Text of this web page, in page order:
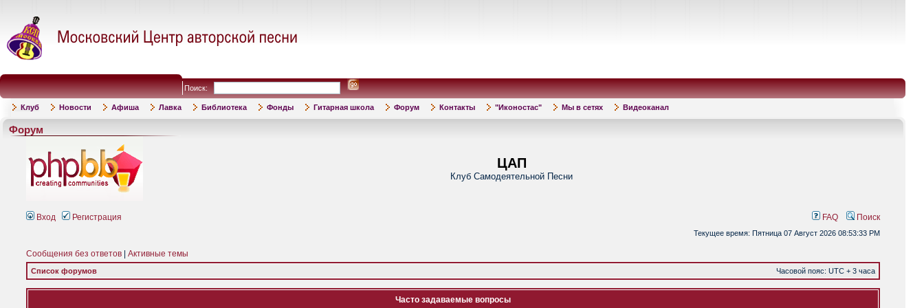
Поиск:
Клуб Новости Афиша Лавка Библиотека Фонды Гитарная школа Форум Контакты "Иконостас" Мы в сетях Видеоканал
Форум
ЦАП
Клуб Самодеятельной Песни
Вход Регистрация FAQ Поиск
Текущее время: Пятница 07 Август 2026 08:53:33 PM
Сообщения без ответов Активные темы
Список форумов Часовой пояс: UTC + 3 часа
Часто задаваемые вопросы